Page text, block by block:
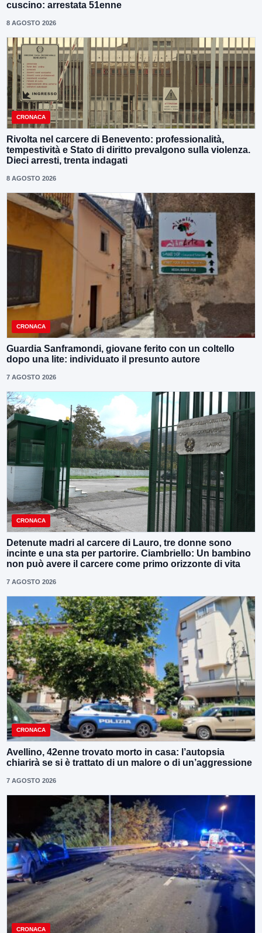
cuscino: arrestata 51enne
8 AGOSTO 2026
CRONACA
Rivolta nel carcere di Benevento: professionalità,
tempestività e Stato di diritto prevalgono sulla violenza.
Dieci arresti, trenta indagati
8 AGOSTO 2026
CRONACA
Guardia Sanframondi, giovane ferito con un coltello
dopo una lite: individuato il presunto autore
7 AGOSTO 2026
CRONACA
Detenute madri al carcere di Lauro, tre donne sono
incinte e una sta per partorire. Ciambriello: Un bambino
non può avere il carcere come primo orizzonte di vita
7 AGOSTO 2026
CRONACA
Avellino, 42enne trovato morto in casa: l’autopsia
chiarirà se si è trattato di un malore o di un’aggressione
7 AGOSTO 2026
CRONACA